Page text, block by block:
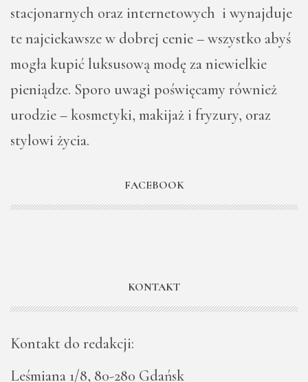
stacjonarnych oraz internetowych i wynajduje
te najciekawsze w dobrej cenie – wszystko abyś
mogła kupić luksusową modę za niewielkie
pieniądze. Sporo uwagi poświęcamy również
urodzie – kosmetyki, makijaż i fryzury, oraz
stylowi życia.
FACEBOOK
KONTAKT
Kontakt do redakcji:
Leśmiana 1/8, 80-280 Gdańsk